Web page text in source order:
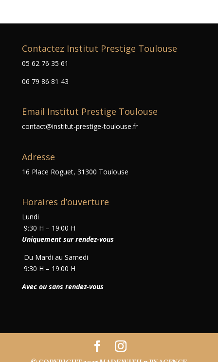
Contactez Institut Prestige Toulouse
05 62 76 35 61
06 79 86 81 43
Email Institut Prestige Toulouse
contact@institut-prestige-toulouse.fr
Adresse
16 Place Roguet, 31300 Toulouse
Horaires d’ouverture
Lundi
9:30 H – 19:00 H
Uniquement sur rendez-vous
Du Mardi au Samedi
9:30 H – 19:00 H
Avec ou sans rendez-vous